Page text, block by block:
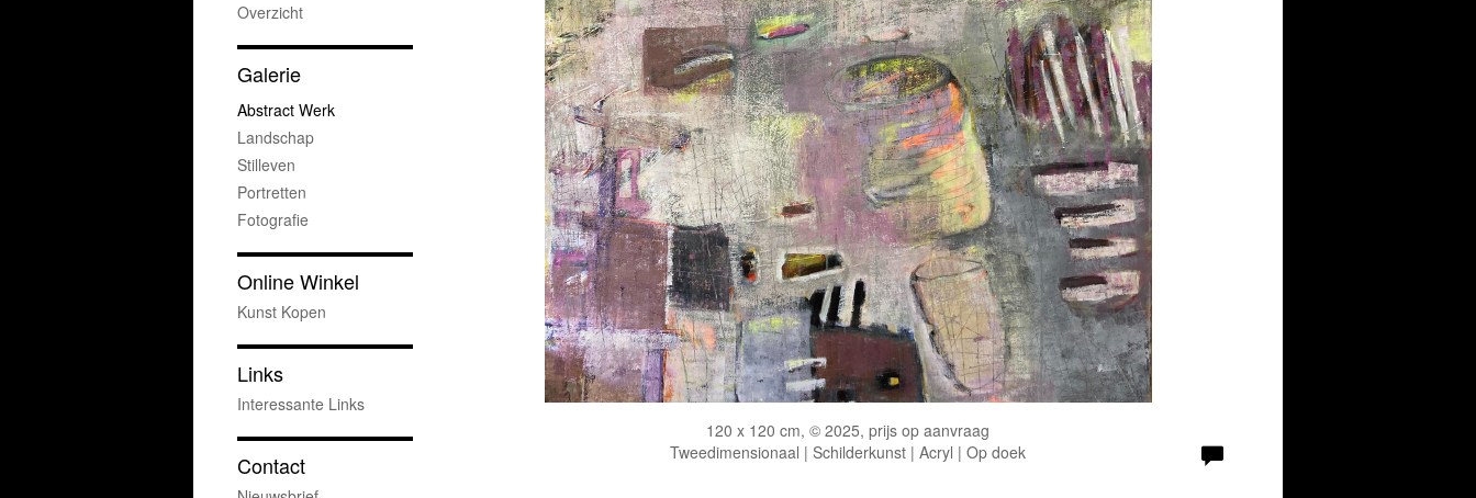
120 x 120 cm, © 2025, prijs op aanvraag
Tweedimensionaal | Schilderkunst | Acryl | Op doek
Overzicht
Galerie
Abstract Werk
Landschap
Stilleven
Portretten
Fotografie
Online Winkel
Kunst Kopen
Links
Interessante Links
Contact